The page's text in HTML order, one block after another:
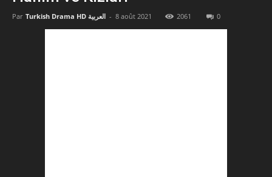
Par Turkish Drama HD العربية - 8 août 2021 2061 0